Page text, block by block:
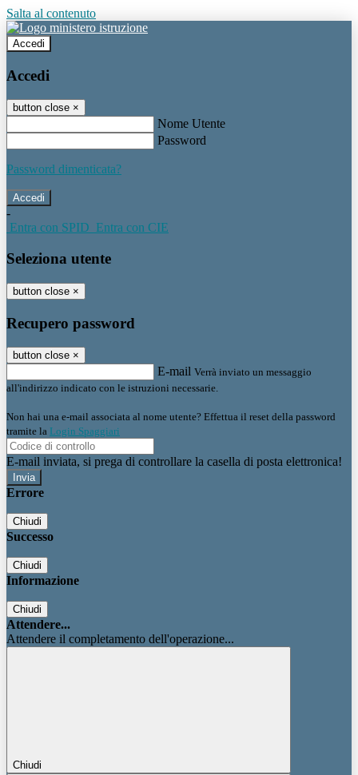
Salta al contenuto
Accedi
Accedi
button close ×
Nome Utente
Password
Password dimenticata?
-
Entra con SPID Entra con CIE
Seleziona utente
button close ×
Recupero password
button close ×
E-mail Verrà inviato un messaggio
all'indirizzo indicato con le istruzioni necessarie.
Non hai una e-mail associata al nome utente? Effettua il reset della password
tramite la Login Spaggiari
E-mail inviata, si prega di controllare la casella di posta elettronica!
Errore
Chiudi
Successo
Chiudi
Informazione
Chiudi
Attendere...
Attendere il completamento dell'operazione...
Chiudi